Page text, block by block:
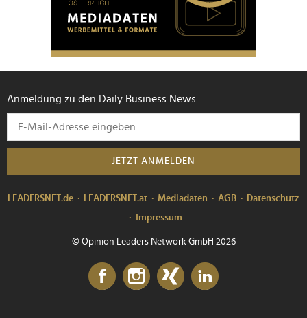
Anmeldung zu den Daily Business News
JETZT ANMELDEN
LEADERSNET.de LEADERSNET.at Mediadaten AGB
Datenschutz
Impressum
© Opinion Leaders Network GmbH 2026